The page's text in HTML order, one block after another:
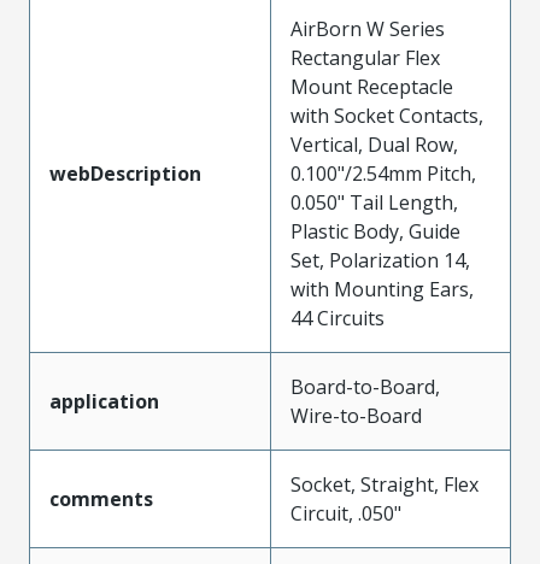
webDescription
AirBorn W Series
Rectangular Flex
Mount Receptacle
with Socket Contacts,
Vertical, Dual Row,
0.100"/2.54mm Pitch,
0.050" Tail Length,
Plastic Body, Guide
Set, Polarization 14,
with Mounting Ears,
44 Circuits
application
Board-to-Board,
Wire-to-Board
comments
Socket, Straight, Flex
Circuit, .050"